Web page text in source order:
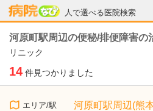
人で選べる医院検索
病院なび
河原町駅周辺の便秘/排便障害の
リニック
14 件見つかりました
エリア/駅 河原町駅周辺(熊